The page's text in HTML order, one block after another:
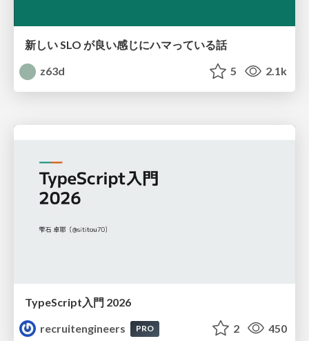
新しい SLO が良い感じにハマっている話
z63d
5 2.1k
TypeScript入門 2026
recruitengineers
PRO 2 450